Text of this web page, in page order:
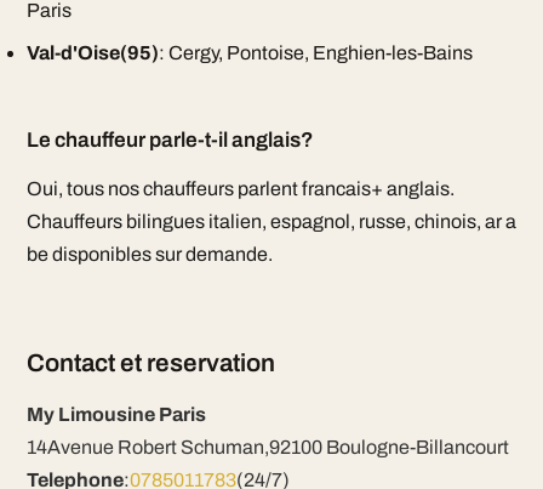
Paris
Val-d'Oise(95): Cergy, Pontoise, Enghien-les-Bains
Le chauffeur parle-t-il anglais?
Oui, tous nos chauffeurs parlent francais+ anglais.
Chauffeurs bilingues italien, espagnol, russe, chinois, ar a
be disponibles sur demande.
Contact et reservation
My Limousine Paris
14Avenue Robert Schuman,92100 Boulogne-Billancourt
Telephone:0785011783(24/7)